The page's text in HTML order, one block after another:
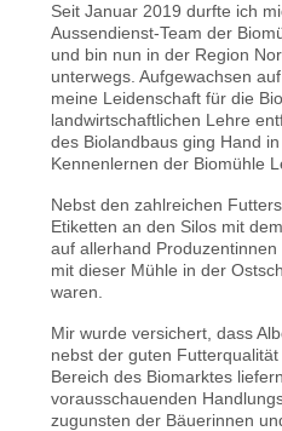
Seit Januar 2019 durfte ich
Aussendienst-Team der
und bin nun in der Region
unterwegs. Aufgewachsen
meine Leidenschaft für die
landwirtschaftlichen Lehre
des Biolandbaus ging Hand
Kennenlernen der Biomühle
Nebst den zahlreichen
Etiketten an den Silos mit
auf allerhand
mit dieser Mühle in der
waren.
Mir wurde versichert, dass
nebst der guten
Bereich des Biomarktes
vorausschauenden
zugunsten der Bäuerinnen